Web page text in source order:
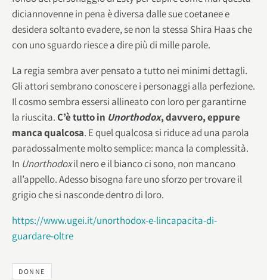
diciannovenne in pena è diversa dalle sue coetanee e
desidera soltanto evadere, se non la stessa Shira Haas che
con uno sguardo riesce a dire più di mille parole.
La regia sembra aver pensato a tutto nei minimi dettagli.
Gli attori sembrano conoscere i personaggi alla perfezione.
Il cosmo sembra essersi allineato con loro per garantirne
la riuscita.C’è tutto in Unorthodox, davvero, eppure
manca qualcosa. E quel qualcosa si riduce ad una parola
paradossalmente molto semplice: manca la complessità.
In Unorthodoxil nero e il bianco ci sono, non mancano
all’appello. Adesso bisogna fare uno sforzo per trovare il
grigio che si nasconde dentro di loro.
https://www.ugei.it/unorthodox-e-lincapacita-di-
guardare-oltre
DONNE